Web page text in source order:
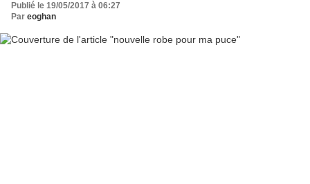
Publié le 19/05/2017 à 06:27
Par eoghan